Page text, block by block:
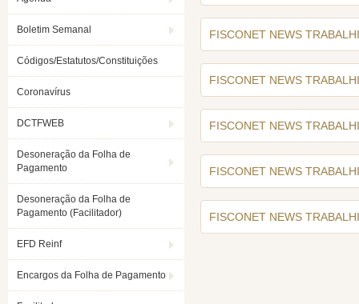
Boletim Semanal
Códigos/Estatutos/Constituições
Coronavírus
DCTFWEB
Desoneração da Folha de
Pagamento
Desoneração da Folha de
Pagamento (Facilitador)
EFD Reinf
Encargos da Folha de Pagamento
FISCONET NEWS
FISCONET NEWS
FISCONET NEWS
FISCONET NEWS
FISCONET NEWS